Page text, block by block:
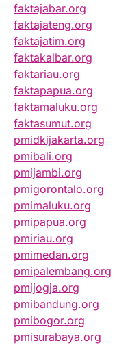
faktajabar.org
faktajateng.org
faktajatim.org
faktakalbar.org
faktariau.org
faktapapua.org
faktamaluku.org
faktasumut.org
pmidkijakarta.org
pmibali.org
pmijambi.org
pmigorontalo.org
pmimaluku.org
pmipapua.org
pmiriau.org
pmimedan.org
pmipalembang.org
pmijogja.org
pmibandung.org
pmibogor.org
pmisurabaya.org